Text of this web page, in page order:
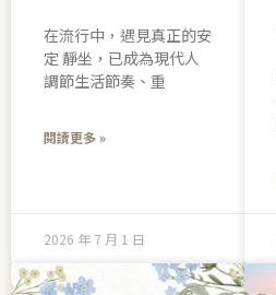
在流行中，遇見真正的安
定 靜坐，已成為現代人
調節生活節奏、重
閱讀更多 »
2026 年 7 月 1 日